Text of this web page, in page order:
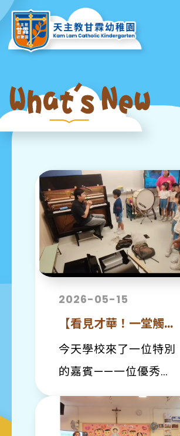
2026-05-15
【看見才華！一堂觸動心靈的生命教育課】
​今天學校來了一位特別
的嘉賓——一位優秀的
失明鋼琴調音師。 ​老師
抓緊機會向高班小朋友